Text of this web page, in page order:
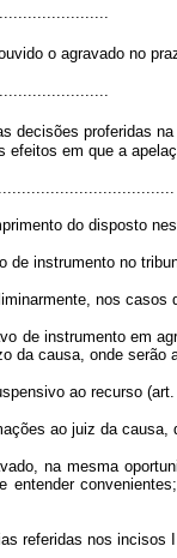
o agravado no
decisões proferidas
efeitos em que a
do disposto
de instrumento no
nos casos
de instrumento em
da causa, onde serão
ao recurso
ao juiz da causa,
na mesma
entender
referidas nos incisos